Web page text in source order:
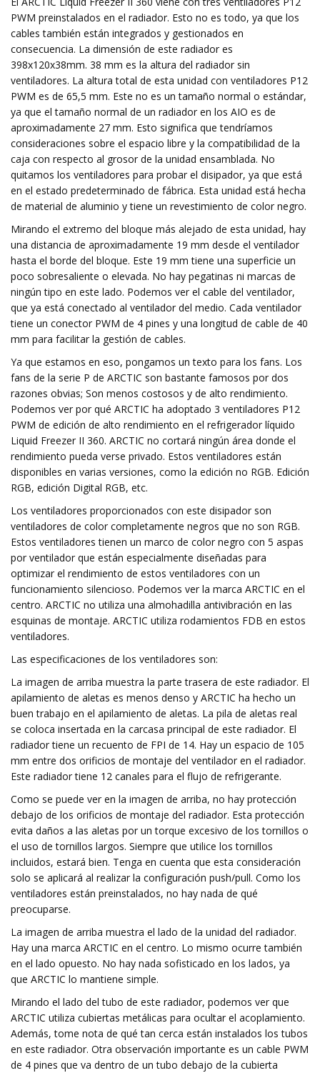
PWM preinstalados en el radiador. Esto no es todo, ya que los
cables también están integrados y gestionados en
consecuencia. La dimensión de este radiador es
398x120x38mm. 38 mm es la altura del radiador sin
ventiladores. La altura total de esta unidad con ventiladores P12
PWM es de 65,5 mm. Este no es un tamaño normal o estándar,
ya que el tamaño normal de un radiador en los AIO es de
aproximadamente 27 mm. Esto significa que tendríamos
consideraciones sobre el espacio libre y la compatibilidad de la
caja con respecto al grosor de la unidad ensamblada. No
quitamos los ventiladores para probar el disipador, ya que está
en el estado predeterminado de fábrica. Esta unidad está hecha
de material de aluminio y tiene un revestimiento de color negro.
Mirando el extremo del bloque más alejado de esta unidad, hay
una distancia de aproximadamente 19 mm desde el ventilador
hasta el borde del bloque. Este 19 mm tiene una superficie un
poco sobresaliente o elevada. No hay pegatinas ni marcas de
ningún tipo en este lado. Podemos ver el cable del ventilador,
que ya está conectado al ventilador del medio. Cada ventilador
tiene un conector PWM de 4 pines y una longitud de cable de 40
mm para facilitar la gestión de cables.
Ya que estamos en eso, pongamos un texto para los fans. Los
fans de la serie P de ARCTIC son bastante famosos por dos
razones obvias; Son menos costosos y de alto rendimiento.
Podemos ver por qué ARCTIC ha adoptado 3 ventiladores P12
PWM de edición de alto rendimiento en el refrigerador líquido
Liquid Freezer II 360. ARCTIC no cortará ningún área donde el
rendimiento pueda verse privado. Estos ventiladores están
disponibles en varias versiones, como la edición no RGB. Edición
RGB, edición Digital RGB, etc.
Los ventiladores proporcionados con este disipador son
ventiladores de color completamente negros que no son RGB.
Estos ventiladores tienen un marco de color negro con 5 aspas
por ventilador que están especialmente diseñadas para
optimizar el rendimiento de estos ventiladores con un
funcionamiento silencioso. Podemos ver la marca ARCTIC en el
centro. ARCTIC no utiliza una almohadilla antivibración en las
esquinas de montaje. ARCTIC utiliza rodamientos FDB en estos
ventiladores.
Las especificaciones de los ventiladores son:
La imagen de arriba muestra la parte trasera de este radiador. El
apilamiento de aletas es menos denso y ARCTIC ha hecho un
buen trabajo en el apilamiento de aletas. La pila de aletas real
se coloca insertada en la carcasa principal de este radiador. El
radiador tiene un recuento de FPI de 14. Hay un espacio de 105
mm entre dos orificios de montaje del ventilador en el radiador.
Este radiador tiene 12 canales para el flujo de refrigerante.
Como se puede ver en la imagen de arriba, no hay protección
debajo de los orificios de montaje del radiador. Esta protección
evita daños a las aletas por un torque excesivo de los tornillos o
el uso de tornillos largos. Siempre que utilice los tornillos
incluidos, estará bien. Tenga en cuenta que esta consideración
solo se aplicará al realizar la configuración push/pull. Como los
ventiladores están preinstalados, no hay nada de qué
preocuparse.
La imagen de arriba muestra el lado de la unidad del radiador.
Hay una marca ARCTIC en el centro. Lo mismo ocurre también
en el lado opuesto. No hay nada sofisticado en los lados, ya
que ARCTIC lo mantiene simple.
Mirando el lado del tubo de este radiador, podemos ver que
ARCTIC utiliza cubiertas metálicas para ocultar el acoplamiento.
Además, tome nota de qué tan cerca están instalados los tubos
en este radiador. Otra observación importante es un cable PWM
de 4 pines que va dentro de un tubo debajo de la cubierta